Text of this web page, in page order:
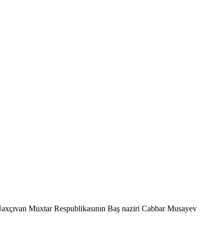
Muxtar Respublikasının Baş naziri Cabbar Musayev